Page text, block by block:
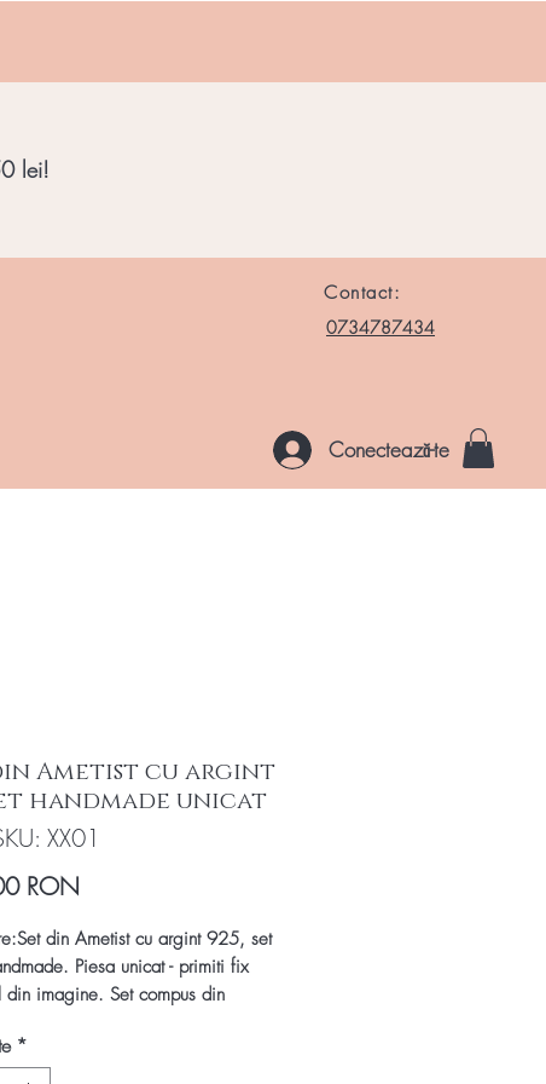
lei!
0734787434
Contact:
Conectează-te
Ametist cu argint
handmade unicat
XX01
RON
din Ametist cu argint 925, set
Piesa unicat - primiti fix
din imagine. Set compus din
certificat de autenticitate si
*